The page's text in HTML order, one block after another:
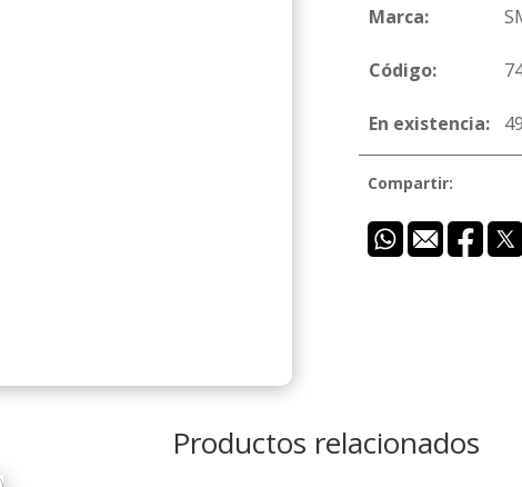
Marca:
Código:
En existencia:
Compartir:
Productos relacionados